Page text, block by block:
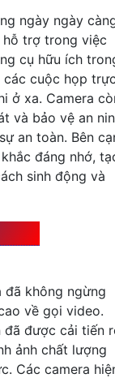
ngày ngày
hỗ trợ trong việc
cụ hữu ích
cuộc họp
ở xa. Camera
và bảo vệ an
an toàn. Bên
đáng nhớ,
sinh động và
đã không ngừng
về gọi video.
đã được cải tiến
ảnh chất lượng
Các camera